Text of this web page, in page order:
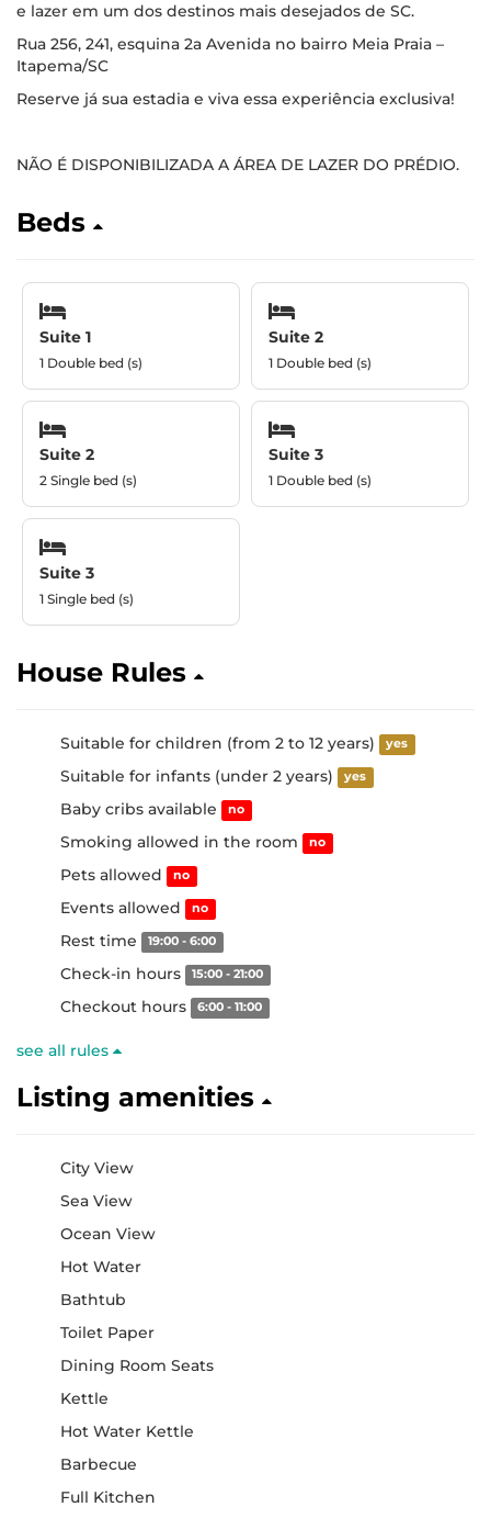
e lazer em um dos destinos mais desejados de SC.
Rua 256, 241, esquina 2a Avenida no bairro Meia Praia –
Itapema/SC
Reserve já sua estadia e viva essa experiência exclusiva!
NÃO É DISPONIBILIZADA A ÁREA DE LAZER DO PRÉDIO.
Beds
Suite 1
1 Double bed (s)
Suite 2
1 Double bed (s)
Suite 2
2 Single bed (s)
Suite 3
1 Double bed (s)
Suite 3
1 Single bed (s)
House Rules
Suitable for children (from 2 to 12 years) yes
Suitable for infants (under 2 years) yes
Baby cribs available no
Smoking allowed in the room no
Pets allowed no
Events allowed no
Rest time 19:00 - 6:00
Check-in hours 15:00 - 21:00
Checkout hours 6:00 - 11:00
see all rules
Listing amenities
City View
Sea View
Ocean View
Hot Water
Bathtub
Toilet Paper
Dining Room Seats
Kettle
Hot Water Kettle
Barbecue
Full Kitchen